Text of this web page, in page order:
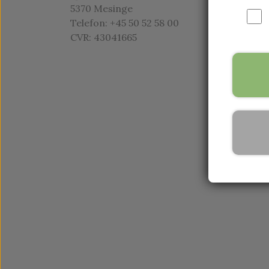
5370 Mesinge
Telefon: +45 50 52 58 00
CVR: 43041665